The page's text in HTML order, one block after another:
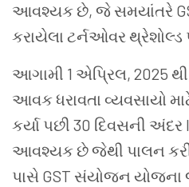
આવશ્યક છે, જે સમયાંતરે
કરાયેલા ટર્નઓવર થ્રેશોલ્ડ
આગામી 1 એપ્રિલ, 2025
આવક ધરાવતા વ્યવસાયો
કર્યા પછી 30 દિવસની અંદર
આવશ્યક છે જેથી પાલન કરી
પાસે GST સંયોજન યોજના